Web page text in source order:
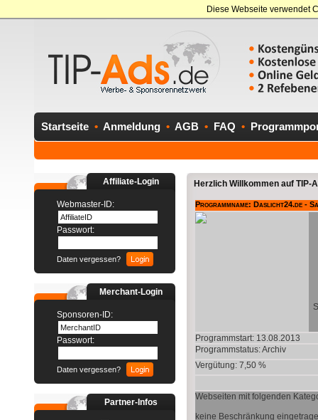
Diese Webseite verwendet
Startseite • Anmeldung • AGB • FAQ •
Affiliate-Login
Webmaster-ID:
Passwort:
Daten vergessen?
Merchant-Login
Sponsoren-ID:
Passwort:
Daten vergessen?
Partner-Infos
Herzlich Willkommen auf TIP-
Programmname: Daslicht24.de -
Programmstart: 13.08.2013
Programmstatus:Archiv
Vergütung: 7,50 %
Webseiten mit folgenden
keine Beschränkung